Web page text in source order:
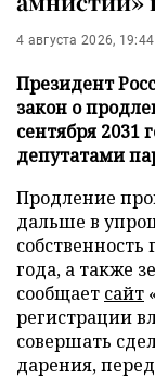
4 августа 2026, 19:44
Президент
закон о
сентября 2031
депутатами
Продление
дальше в
года, а также
сообщает сайт
регистрации
совершать
дарения,